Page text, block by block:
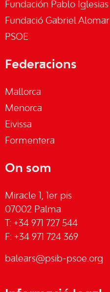
Fundación Pablo Iglesias
Fundació Gabriel Alomar
PSOE
Federacions
Mallorca
Menorca
Eivissa
Formentera
On som
Miracle 1, 1er pis
07002 Palma
T: +34 971 727 544
F: +34 971 724 369
balears@psib-psoe.org